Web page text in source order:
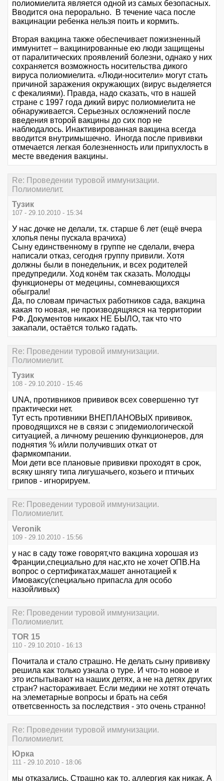
полиомиелита является одной из самых безопасных.
Вводится она перорально. В течение часа после
вакцинации ребенка нельзя поить и кормить.
Вторая вакцина также обеспечивает пожизненный
иммунитет – вакцинированные ею люди защищены
от паралитических проявлений болезни, однако у них
сохраняется возможность носительства дикого
вируса полиомиелита. «Люди-носители» могут стать
причиной заражения окружающих (вирус выделяется
с фекалиями). Правда, надо сказать, что в нашей
стране с 1997 года дикий вирус полиомиелита не
обнаруживается. Серьезных осложнений после
введения второй вакцины до сих пор не
наблюдалось. Инактивированная вакцина всегда
вводится внутримышечно. Иногда после прививки
отмечается легкая болезненность или припухлость в
месте введения вакцины.
Re: Проведении туровой иммунизации.
Полиомиелит.
Тузик
107 - 29.10.2010 - 15:34
У нас дочке не делали, т.к. старше 6 лет (ещё вчера
хлопья пены пускала врачиха)
Сыну единственному в группе не сделали, вчера
написали отказ, сегодня группу привили. Хотя
должны были в понедельник, и всех родителей
предупредили. Ход конём так сказать. Молодцы
функционеры от медецины, сомневающихся
обыграли!
Да, по словам причастых работников сада, вакцина
какая то новая, не производящяяся на территории
РФ. Документов никакх НЕ БЫЛО, так что что
закапали, остаётся только гадать.
Re: Проведении туровой иммунизации.
Полиомиелит.
Тузик
108 - 29.10.2010 - 15:46
UNA, противников прививок всех совершенно тут
практически нет.
Тут есть противники ВНЕПЛАНОВЫХ прививок,
проводящихся не в связи с эпидемиологической
ситуацией, а личному решению функционеров, для
поднятия % и/или получивших откат от
фармкомпании.
Мои дети все плановые прививки проходят в срок,
всяку шнягу типа лигушачьего, козьего и птичьих
грипов - игнорируем.
Re: Проведении туровой иммунизации.
Полиомиелит.
Veronik
109 - 29.10.2010 - 15:56
у нас в саду тоже говорят,что вакцина хорошая из
Франции,специально для нас,кто не хочет ОПВ.На
вопрос о сертификатах,машет аннотацией к
Имоваксу(специально припасла для особо
назойливых)
Re: Проведении туровой иммунизации.
Полиомиелит.
TOR 15
110 - 29.10.2010 - 16:13
Почитала и стало страшно. Не делать сыну прививку
решила как только узнала о туре. И что-то новое и
это испытывают на наших детях, а не на детях других
стран? настораживает. Если медики не хотят отечать
на элеметарные вопросы и брать на себя
ответсвенность за последствия - это очень странно!
Re: Проведении туровой иммунизации.
Полиомиелит.
Юрка
111 - 29.10.2010 - 18:06
мы отказались. Страшно как то, аллергия как никак. А